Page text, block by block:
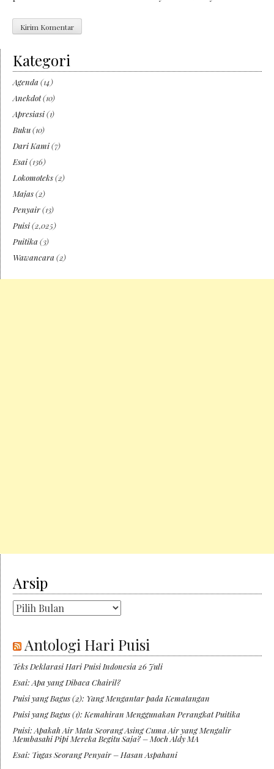
Kategori
Agenda (14)
Anekdot(10)
Apresiasi(1)
Buku(10)
Dari Kami(7)
Esai(136)
Lokomoteks(2)
Majas(2)
Penyair(13)
Puisi(2,025)
Puitika (3)
Wawancara (2)
Arsip
Arsip
Antologi Hari Puisi
Teks Deklarasi Hari Puisi Indonesia 26 Juli
Esai: Apa yang Dibaca Chairil?
Puisi yang Bagus (2): Yang Mengantar pada Kematangan
Puisi yang Bagus (1): Kemahiran Menggunakan Perangkat Puitika
Puisi: Apakah Air Mata Seorang Asing Cuma Air yang Mengalir
Membasahi Pipi Mereka Begitu Saja? – Moch Aldy MA
Esai: Tugas Seorang Penyair – Hasan Aspahani